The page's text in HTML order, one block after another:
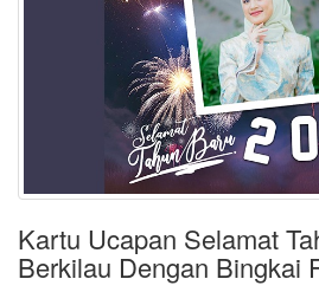
Kartu Ucapan Selamat
Berkilau Dengan Bingkai